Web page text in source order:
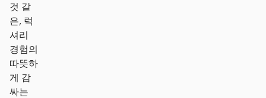
것 같
은, 럭
셔리
경험의
따뜻하
게 감
싸는